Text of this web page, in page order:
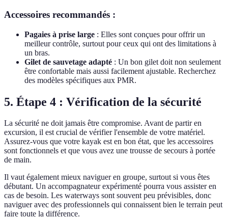
Accessoires recommandés :
Pagaies à prise large : Elles sont conçues pour offrir un
meilleur contrôle, surtout pour ceux qui ont des limitations à
un bras.
Gilet de sauvetage adapté : Un bon gilet doit non seulement
être confortable mais aussi facilement ajustable. Recherchez
des modèles spécifiques aux PMR.
5. Étape 4 : Vérification de la sécurité
La sécurité ne doit jamais être compromise. Avant de partir en
excursion, il est crucial de vérifier l'ensemble de votre matériel.
Assurez-vous que votre kayak est en bon état, que les accessoires
sont fonctionnels et que vous avez une trousse de secours à portée
de main.
Il vaut également mieux naviguer en groupe, surtout si vous êtes
débutant. Un accompagnateur expérimenté pourra vous assister en
cas de besoin. Les waterways sont souvent peu prévisibles, donc
naviguer avec des professionnels qui connaissent bien le terrain peut
faire toute la différence.